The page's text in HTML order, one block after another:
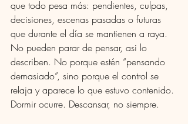
que todo pesa más: pendientes, culpas,
decisiones, escenas pasadas o futuras
que durante el día se mantienen a raya.
No pueden parar de pensar, asi lo
describen. No porque estén “pensando
demasiado”, sino porque el control se
relaja y aparece lo que estuvo contenido.
Dormir ocurre. Descansar, no siempre.